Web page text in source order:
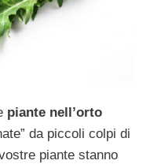
piante nell’orto
da piccoli colpi di
piante stanno